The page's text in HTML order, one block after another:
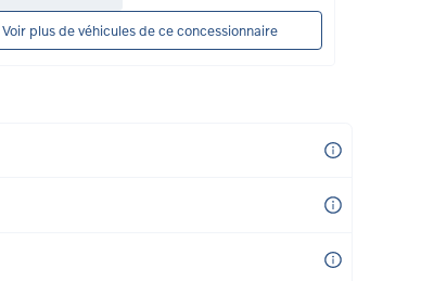
Voir plus de véhicules de ce concessionnaire